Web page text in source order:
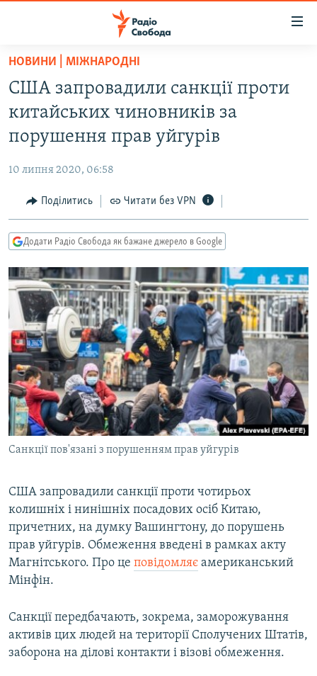
Перейти
основного
матеріалу
до
основної
Перейти
до
пошуку
СУСПІЛЬСТВО
УКРАЇНА
СВІТ
РОСІЙСЬКА «ФІЛЬТРАЦІЯ»
ДОНБАС.РЕАЛІЇ
ТИ ЯК?
СХЕМИ
КИТАЙ.ВИКЛИКИ
МУЛЬТИМЕДІА
ФОТО
СПЕЦПРОЄКТИ
ПОДКАСТИ
КРИМ РЕАЛІЇ
УКР
КТАТ
ДОЛУЧАЙСЯ!
Усі сайти RFE/RL
НОВИНИ | МІЖНАРОДНІ
США запровадили санкції проти
китайських чиновників за
порушення прав уйгурів
10 липня 2020, 06:58
Поділитись Читати без VPN
Додати Радіо Свобода як бажане джерело в Google
Санкції пов'язані з порушенням прав уйгурів
США запровадили санкції проти чотирьох
колишніх і нинішніх посадових осіб Китаю,
причетних, на думку Вашингтону, до порушень
прав уйгурів. Обмеження введені в рамках акту
Магнітського. Про це повідомляє американський
Мінфін.
Санкції передбачають, зокрема, заморожування
активів цих людей на території Сполучених Штатів,
заборона на ділові контакти і візові обмеження.